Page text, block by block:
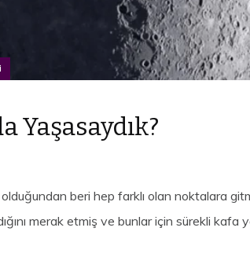
Yaşasaydık?
beri hep farklı olan noktalara
merak etmiş ve bunlar için sürekli